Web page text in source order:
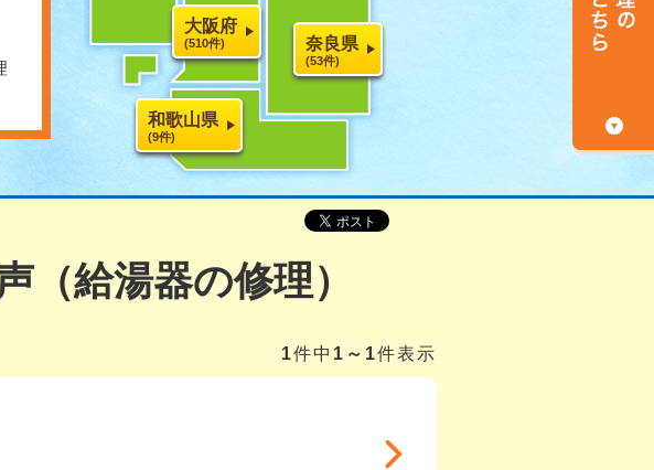
大阪府
(510件) 奈良県
(53件)
和歌山県
(9件)
（給湯器の修理）
1件中 1～1件表示